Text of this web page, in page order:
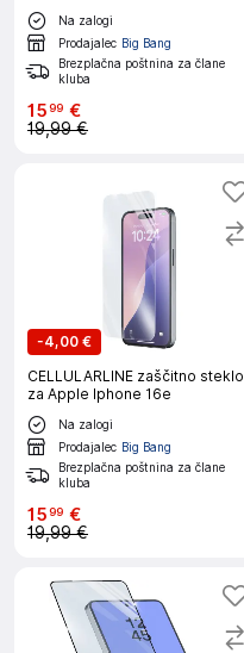
Na zalogi
Prodajalec Big Bang
Brezplačna poštnina za člane
kluba
1599 €
19,99 €
-4,00 €
CELLULARLINE zaščitno steklo
za Apple Iphone 16e
Na zalogi
Prodajalec Big Bang
Brezplačna poštnina za člane
kluba
1599 €
19,99 €